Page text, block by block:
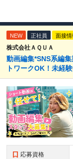
NEW 正社員 面接
株式会社ＡＱＵＡ
動画編集*SNS系編
トワークOK！未経
応募資格